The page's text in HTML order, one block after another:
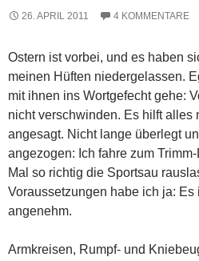
26. APRIL 2011 4 KOMMENTARE
Ostern ist vorbei, und es haben
meinen Hüften niedergelassen.
mit ihnen ins Wortgefecht gehe:
nicht verschwinden. Es hilft alles
angesagt. Nicht lange überlegt
angezogen: Ich fahre zum
Mal so richtig die Sportsau
Voraussetzungen habe ich ja: Es
angenehm.
Armkreisen, Rumpf- und